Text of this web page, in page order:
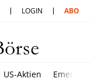
LOGIN ABO
US-Aktien